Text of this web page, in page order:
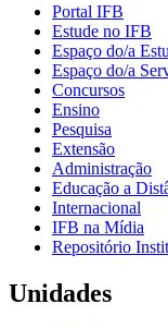
Portal IFB
Estude no IFB
Espaço do/a
Espaço do/a
Concursos
Ensino
Pesquisa
Extensão
Administração
Educação a
Internacional
IFB na Mídia
Repositório
Unidades